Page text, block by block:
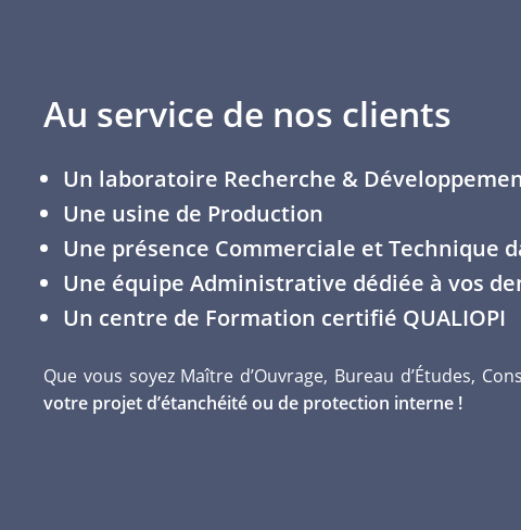
Au service de nos clients
Un laboratoire Recherche &
Une usine de Production
Une présence Commerciale et Technique
Une équipe Administrative dédiée à vos
Un centre de Formation certifié QUALIOPI
Que vous soyez Maître d’Ouvrage, Bureau d’Études,
votre projet d’étanchéité ou de protection interne !